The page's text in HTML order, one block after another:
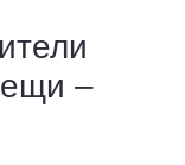
–